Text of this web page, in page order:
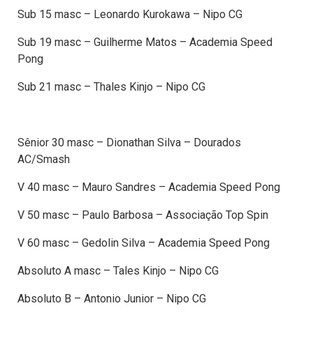
Sub 15 masc – Leonardo Kurokawa – Nipo CG
Sub 19 masc – Guilherme Matos – Academia Speed
Pong
Sub 21 masc – Thales Kinjo – Nipo CG
Sênior 30 masc – Dionathan Silva – Dourados
AC/Smash
V 40 masc – Mauro Sandres – Academia Speed Pong
V 50 masc – Paulo Barbosa – Associação Top Spin
V 60 masc – Gedolin Silva – Academia Speed Pong
Absoluto A masc – Tales Kinjo – Nipo CG
Absoluto B – Antonio Junior – Nipo CG